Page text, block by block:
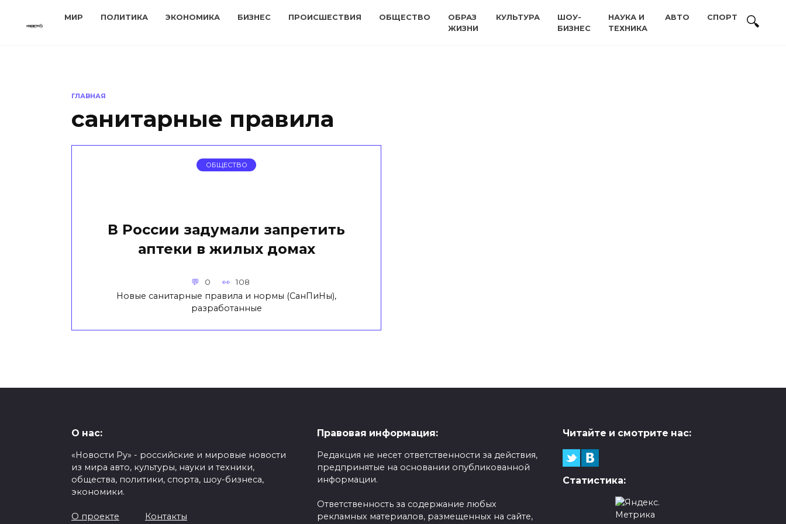
МИР ПОЛИТИКА ЭКОНОМИКА БИЗНЕС ПРОИСШЕСТВИЯ ОБЩЕСТВО
ОБРАЗ
ЖИЗНИ
КУЛЬТУРА
ШОУ-
БИЗНЕС
НАУКА И
ТЕХНИКА
АВТО СПОРТ
ГЛАВНАЯ
санитарные правила
ОБЩЕСТВО
В России задумали запретить
аптеки в жилых домах
0 108
Новые санитарные правила и нормы (СанПиНы),
разработанные
О нас:
«Новости Ру» - российские и мировые новости
из мира авто, культуры, науки и техники,
общества, политики, спорта, шоу-бизнеса,
экономики.
О проекте Контакты
Правовая информация:
Редакция не несет ответственности за действия,
предпринятые на основании опубликованной
информации.
Ответственность за содержание любых
рекламных материалов, размещенных на сайте,
Читайте и смотрите нас:
Статистика: